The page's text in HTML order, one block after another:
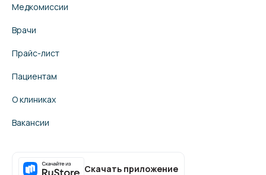
Медкомиссии
Врачи
Прайс-лист
Пациентам
О клиниках
Вакансии
Скачать приложение